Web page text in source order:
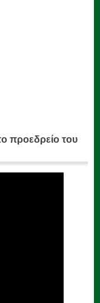
προεδρείο του